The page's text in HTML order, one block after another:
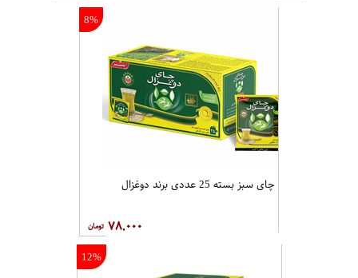
8%
چای سبز بسته 25 عددی برند دوغزال
۷۸,۰۰۰
12%